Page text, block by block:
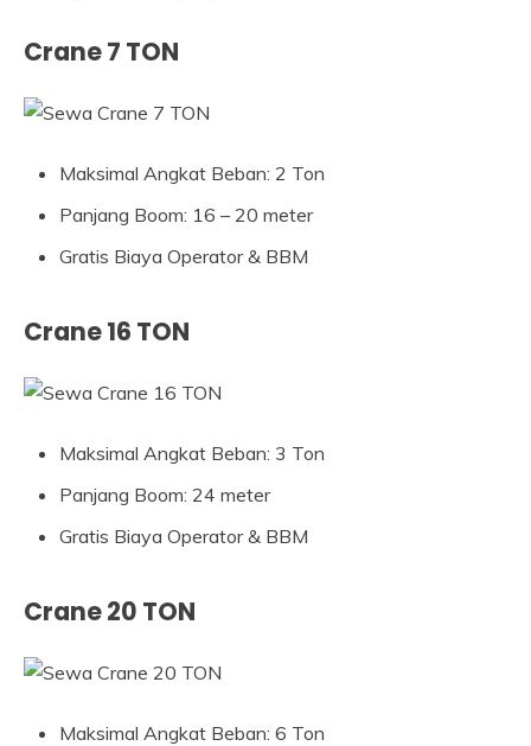
Crane 7 TON
Maksimal Angkat Beban: 2 Ton
Panjang Boom: 16 – 20 meter
Gratis Biaya Operator & BBM
Crane 16 TON
Maksimal Angkat Beban: 3 Ton
Panjang Boom: 24 meter
Gratis Biaya Operator & BBM
Crane 20 TON
Maksimal Angkat Beban: 6 Ton